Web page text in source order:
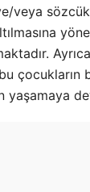
veya
çocukların
yaşamaya